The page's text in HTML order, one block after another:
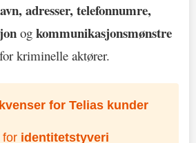
adresser, telefonnumre,
og kommunikasjonsmønstre
kriminelle aktører.
for Telias kunder
identitetstyveri